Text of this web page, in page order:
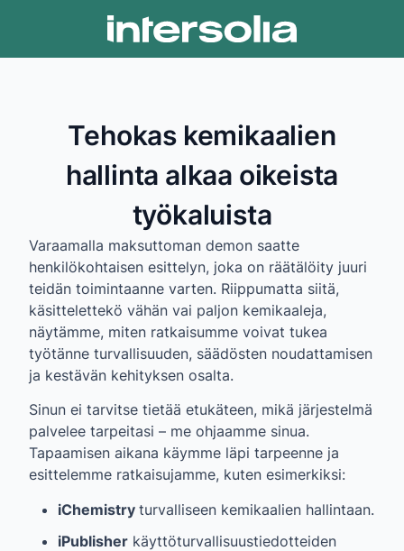
Tehokas kemikaalien
hallinta alkaa oikeista
työkaluista
Varaamalla maksuttoman demon saatte
henkilökohtaisen esittelyn, joka on räätälöity juuri
teidän toimintaanne varten. Riippumatta siitä,
käsittelettekö vähän vai paljon kemikaaleja,
näytämme, miten ratkaisumme voivat tukea
työtänne turvallisuuden, säädösten noudattamisen
ja kestävän kehityksen osalta.
Sinun ei tarvitse tietää etukäteen, mikä järjestelmä
palvelee tarpeitasi – me ohjaamme sinua.
Tapaamisen aikana käymme läpi tarpeenne ja
esittelemme ratkaisujamme, kuten esimerkiksi:
iChemistry turvalliseen kemikaalien hallintaan.
iPublisher käyttöturvallisuustiedotteiden